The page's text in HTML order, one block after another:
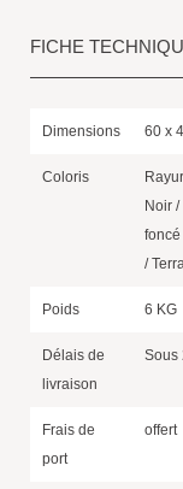
FICHE
Dimensions 60 x
Coloris
Noir
foncé
/
Poids 6 KG
Délais de
livraison
Sous
Frais de
port
offert